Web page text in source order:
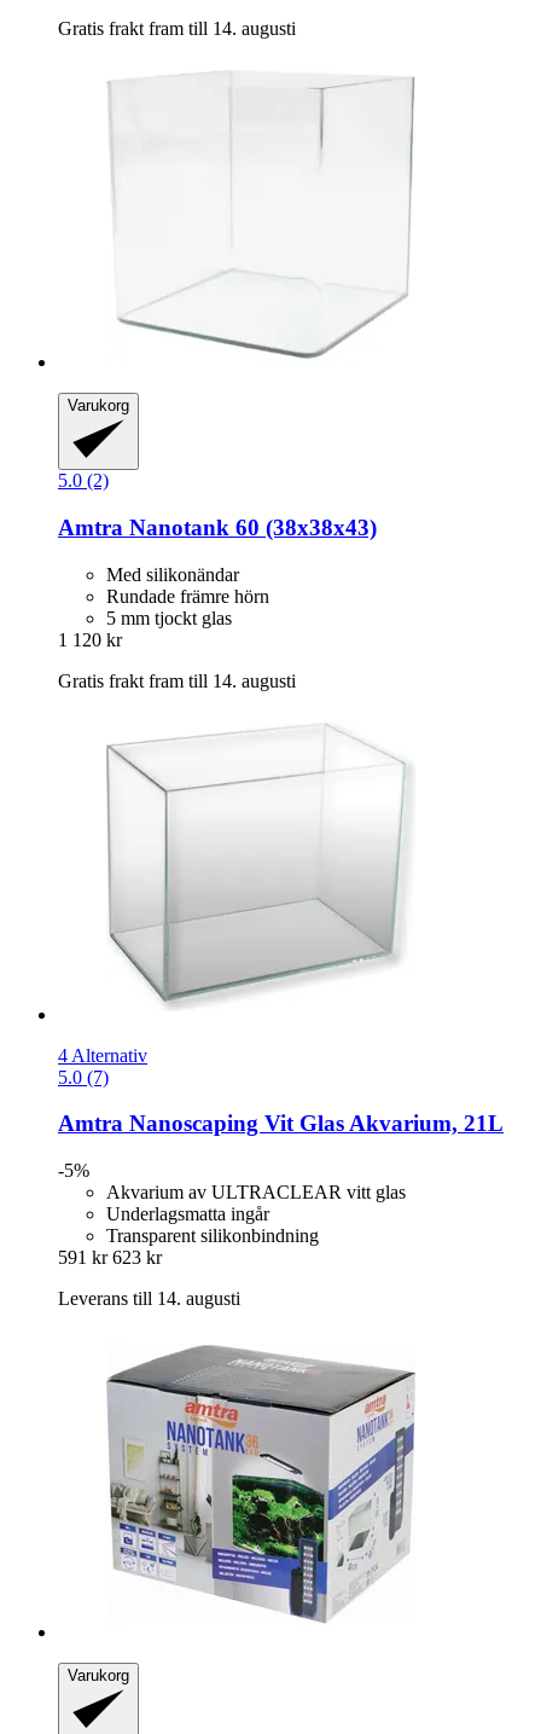
Gratis frakt fram till 14. augusti
Varukorg
5.0 (2)
Amtra Nanotank 60 (38x38x43)
Med silikonändar
Rundade främre hörn
5 mm tjockt glas
1 120 kr
Gratis frakt fram till 14. augusti
4 Alternativ
5.0 (7)
Amtra Nanoscaping Vit Glas Akvarium, 21L
-5%
Akvarium av ULTRACLEAR vitt glas
Underlagsmatta ingår
Transparent silikonbindning
591 kr 623 kr
Leverans till 14. augusti
Varukorg